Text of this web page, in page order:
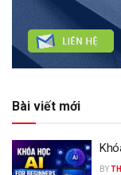
Bài viết mới
BY